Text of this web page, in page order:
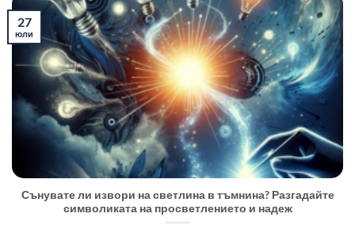
Сънувате ли извори на светлина в тъмнина? Разгадайте
символиката на просветлението и надеж
27
юли